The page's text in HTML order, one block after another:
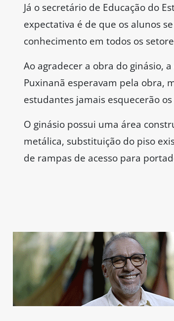
Já o secretário de Educação do
expectativa é de que os alunos
conhecimento em todos os
Ao agradecer a obra do ginásio,
Puxinanã esperavam pela obra,
estudantes jamais esquecerão
O ginásio possui uma área
metálica, substituição do piso
de rampas de acesso para